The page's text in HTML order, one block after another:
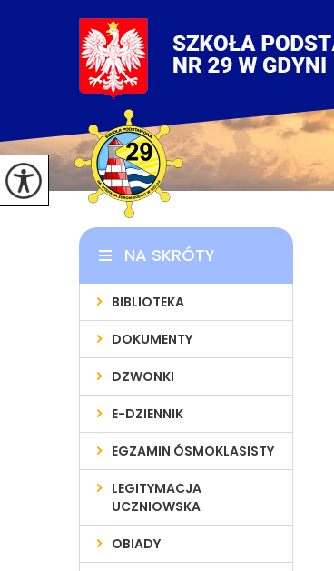
NA SKRÓTY
BIBLIOTEKA
DOKUMENTY
DZWONKI
E-DZIENNIK
EGZAMIN ÓSMOKLASISTY
LEGITYMACJA
UCZNIOWSKA
OBIADY